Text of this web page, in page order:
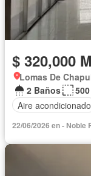
$ 320,000
Lomas De
2 Baños
Aire acondicionado
22/06/2026 en - Noble